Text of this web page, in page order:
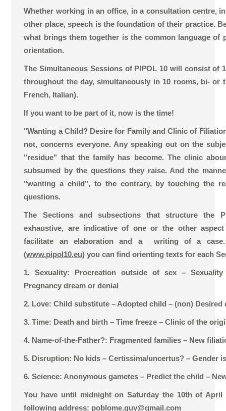
Whether working in an office, in a consultation centre,
other place, speech is the foundation of their practice.
what brings them together is the common language of
orientation.
The Simultaneous Sessions of PIPOL 10 will consist of
throughout the day, simultaneously in 10 rooms, bi- or
French, Italian).
If you want to be part of it, now is the time!
"Wanting a Child? Desire for Family and Clinic of
not, concerns everyone. Any speaking out on the
"residue" that the family has become. The clinic
subsumed by the questions they raise. And the
"wanting a child", to the contrary, by touching the
questions.
The Sections and subsections that structure the
exhaustive, are indicative of one or the other
facilitate an elaboration and a writing of a
(www.pipol10.eu) you can find orienting texts for each
1. Sexuality: Procreation outside of sex –
Pregnancy dream or denial
2. Love: Child substitute – Adopted child – (non) Desired
3. Time: Death and birth – Time freeze – Clinic of the
4. Name-of-the-Father?: Fragmented families – New
5. Disruption: No kids – Certissima/uncertus? – Gender
6. Science: Anonymous gametes – Predict the child –
You have until midnight on Saturday the 10th of
following address: poblome.guy@gmail.com